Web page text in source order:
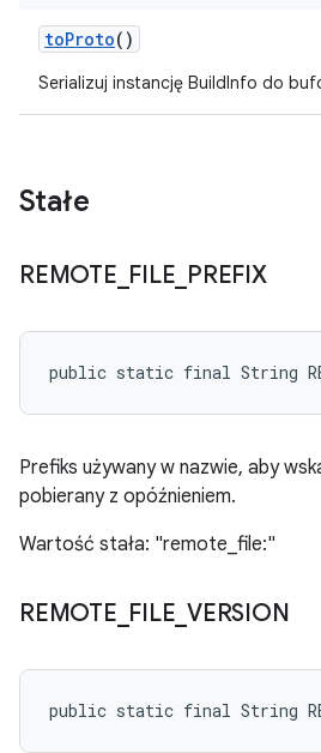
toProto()
Serializuj instancję BuildInfo do
Stałe
REMOTE FILE PREFIX
public static final String
Prefiks używany w nazwie, aby
pobierany z opóźnieniem.
Wartość stała: "remote_file:"
REMOTE FILE VERSION
public static final String